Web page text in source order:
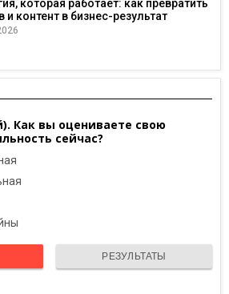
которая работает: как превратить
и контент в бизнес-результат
Как вы оцениваете свою
сейчас?
РЕЗУЛЬТАТЫ